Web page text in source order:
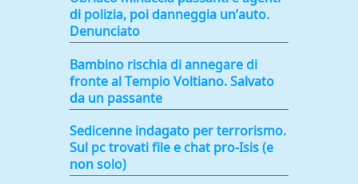
di polizia, poi danneggia un’auto.
Denunciato
Bambino rischia di annegare di
fronte al Tempio Voltiano. Salvato
da un passante
Sedicenne indagato per terrorismo.
Sul pc trovati file e chat pro-Isis (e
non solo)